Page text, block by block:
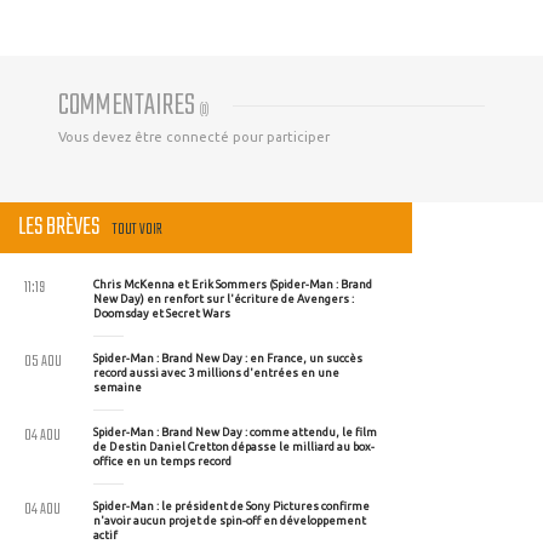
COMMENTAIRES (0)
Vous devez être connecté pour participer
LES BRÈVES TOUT VOIR
Chris McKenna et Erik Sommers (Spider-Man : Brand
New Day) en renfort sur l'écriture de Avengers :
Doomsday et Secret Wars
11:19
Spider-Man : Brand New Day : en France, un succès
record aussi avec 3 millions d'entrées en une
semaine
05 AOU
Spider-Man : Brand New Day : comme attendu, le film
de Destin Daniel Cretton dépasse le milliard au box-
office en un temps record
04 AOU
Spider-Man : le président de Sony Pictures confirme
n'avoir aucun projet de spin-off en développement
actif
04 AOU